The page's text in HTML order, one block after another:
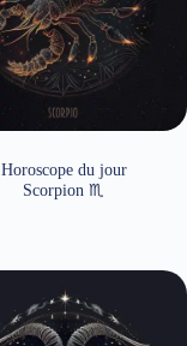
Horoscope du jour
Scorpion ♏